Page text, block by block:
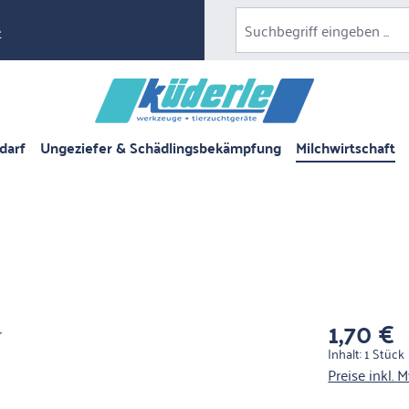
Ungeziefer & Schädlingsbekämpfung Milchwirtschaft
Regulärer
1,70 €
Inhalt:1 Stück
Preise inkl.